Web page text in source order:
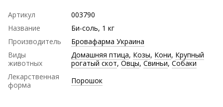
Артикул
003790
Название
Би-соль, 1 кг
Производитель
Бровафарма Украина
Виды
животных
Домашняя птица, Козы, Кони, Крупный
рогатый скот,Овцы,Свиньи,Собаки
Лекарственная
форма
Порошок